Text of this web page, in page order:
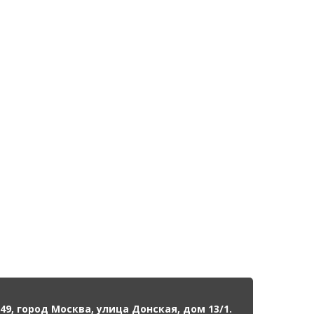
город Москва, улица Донская, дом 13/1.